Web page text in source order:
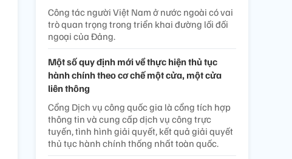
Công tác người Việt Nam ở nước ngoài có vai
trò quan trọng trong triển khai đường lối đối
ngoại của Đảng.
Một số quy định mới về thực hiện thủ tục
hành chính theo cơ chế một cửa, một cửa
liên thông
Cổng Dịch vụ công quốc gia là cổng tích hợp
thông tin và cung cấp dịch vụ công trực
tuyến, tình hình giải quyết, kết quả giải quyết
thủ tục hành chính thống nhất toàn quốc.